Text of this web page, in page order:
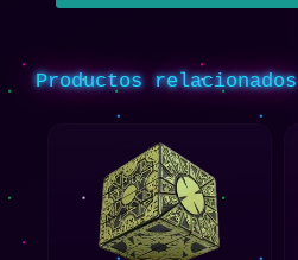
Productos relacionados